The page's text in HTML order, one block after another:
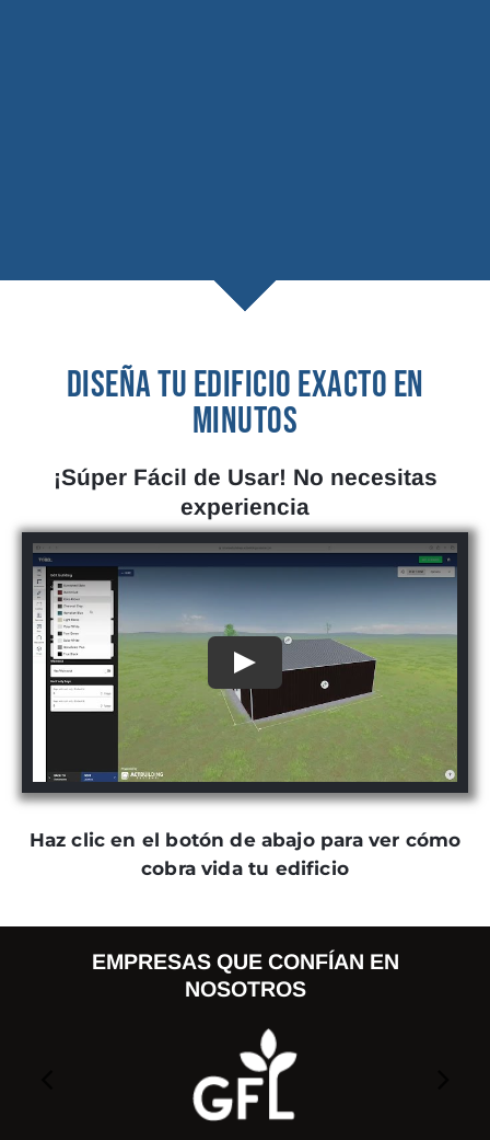
DISEÑA TU EDIFICIO EXACTO EN
MINUTOS
¡Súper Fácil de Usar! No necesitas
experiencia
Haz clic en el botón de abajo para ver cómo
cobra vida tu edificio
EMPRESAS QUE CONFÍAN EN
NOSOTROS